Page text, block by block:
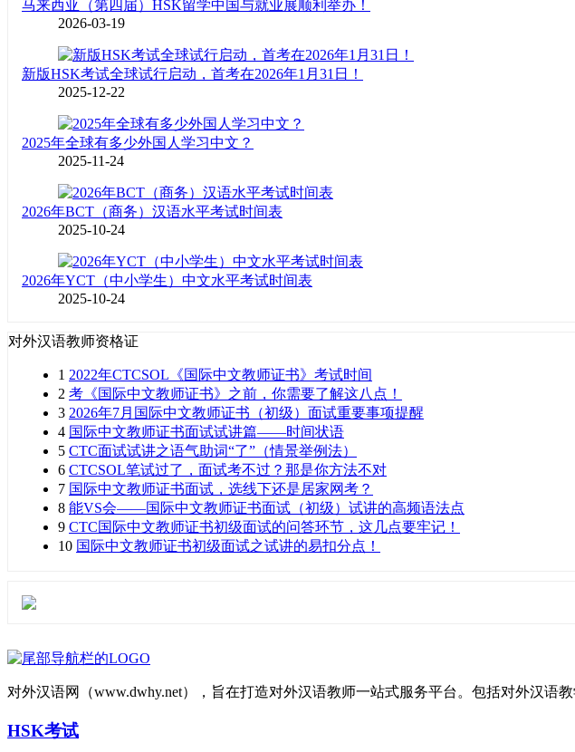
马来西亚（第四届）HSK留学中国与就业展顺利举办！
2026-03-19
新版HSK考试全球试行启动，首考在2026年1月31日！
2025-12-22
2025年全球有多少外国人学习中文？
2025-11-24
2026年BCT（商务）汉语水平考试时间表
2025-10-24
2026年YCT（中小学生）中文水平考试时间表
2025-10-24
对外汉语教师资格证
1 2022年CTCSOL《国际中文教师证书》考试时间
2 考《国际中文教师证书》之前，你需要了解这八点！
3 2026年7月国际中文教师证书（初级）面试重要事项提醒
4 国际中文教师证书面试试讲篇——时间状语
5 CTC面试试讲之语气助词“了”（情景举例法）
6 CTCSOL笔试过了，面试考不过？那是你方法不对
7 国际中文教师证书面试，选线下还是居家网考？
8 能VS会——国际中文教师证书面试（初级）试讲的高频语法点
9 CTC国际中文教师证书初级面试的问答环节，这几点要牢记！
10 国际中文教师证书初级面试之试讲的易扣分点！
对外汉语网（www.dwhy.net），旨在打造对外汉语教师一站式服务平台。包括对外汉语
HSK考试